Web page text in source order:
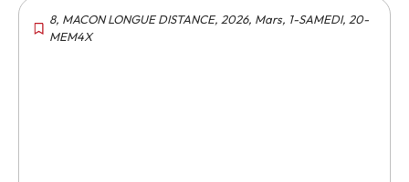
8, MACON LONGUE DISTANCE, 2026, Mars, 1-SAMEDI, 20-
MEM4X